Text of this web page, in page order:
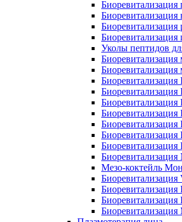
Биоревитализация
Биоревитализация
Биоревитализация
Биоревитализация
Уколы пептидов
Биоревитализация
Биоревитализация
Биоревитализация
Биоревитализация
Биоревитализация
Биоревитализация
Биоревитализация
Биоревитализация
Биоревитализация
Мезо-коктейль
Биоревитализация
Биоревитализация
Биоревитализация
Биоревитализация